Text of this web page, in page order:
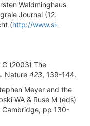
Waldminghaus
Journal (12.
(http://www.si-
C (2003) The
Nature 423, 139-144.
Meyer and the
WA & Ruse M (eds)
Cambridge, pp 130-